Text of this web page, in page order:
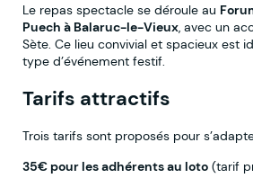
Le repas spectacle se déroule au
Puech à Balaruc-le-Vieux, avec un
Sète. Ce lieu convivial et spacieux est
type d’événement festif.
Tarifs attractifs
Trois tarifs sont proposés pour
35€ pour les adhérents au loto (tarif